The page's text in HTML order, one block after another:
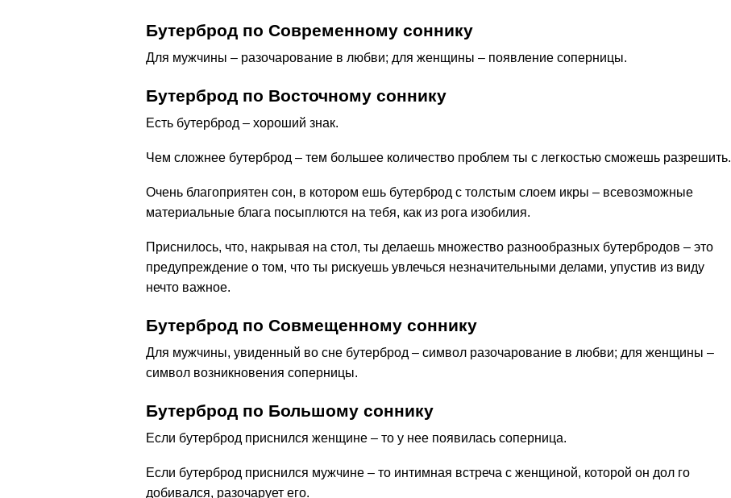
Бутерброд по Современному соннику
Для мужчины – разочарование в любви; для женщины – появление соперницы.
Бутерброд по Восточному соннику
Есть бутерброд – хороший знак.
Чем сложнее бутерброд – тем большее количество проблем ты с легкостью сможешь разрешить.
Очень благоприятен сон, в котором ешь бутерброд с толстым слоем икры – всевозможные
материальные блага посыплются на тебя, как из рога изобилия.
Приснилось, что, накрывая на стол, ты делаешь множество разнообразных бутербродов – это
предупреждение о том, что ты рискуешь увлечься незначительными делами, упустив из виду
нечто важное.
Бутерброд по Совмещенному соннику
Для мужчины, увиденный во сне бутерброд – символ разочарование в любви; для женщины –
символ возникновения соперницы.
Бутерброд по Большому соннику
Если бутерброд приснился женщине – то у нее появилась соперница.
Если бутерброд приснился мужчине – то интимная встреча с женщиной, которой он дол го
добивался, разочарует его.